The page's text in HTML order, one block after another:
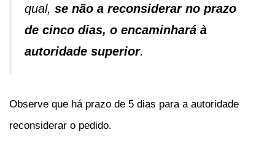
qual, se não a reconsiderar no prazo
de cinco dias, o encaminhará à
autoridade superior.
Observe que há prazo de 5 dias para a autoridade
reconsiderar o pedido.